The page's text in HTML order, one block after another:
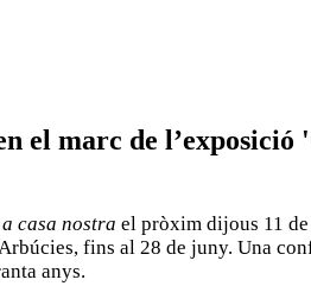
el marc de
casa nostra el pròxim dijous 11
fins al 28 de juny. Una
anys.